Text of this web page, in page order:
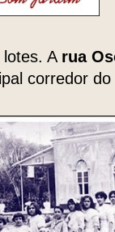
A rua
corredor do